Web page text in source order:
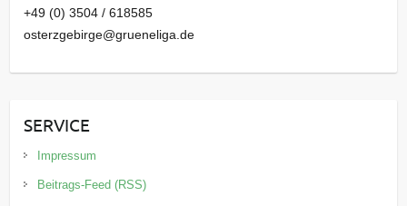
+49 (0) 3504 / 618585
osterzgebirge@grueneliga.de
SERVICE
Impressum
Beitrags-Feed (RSS)